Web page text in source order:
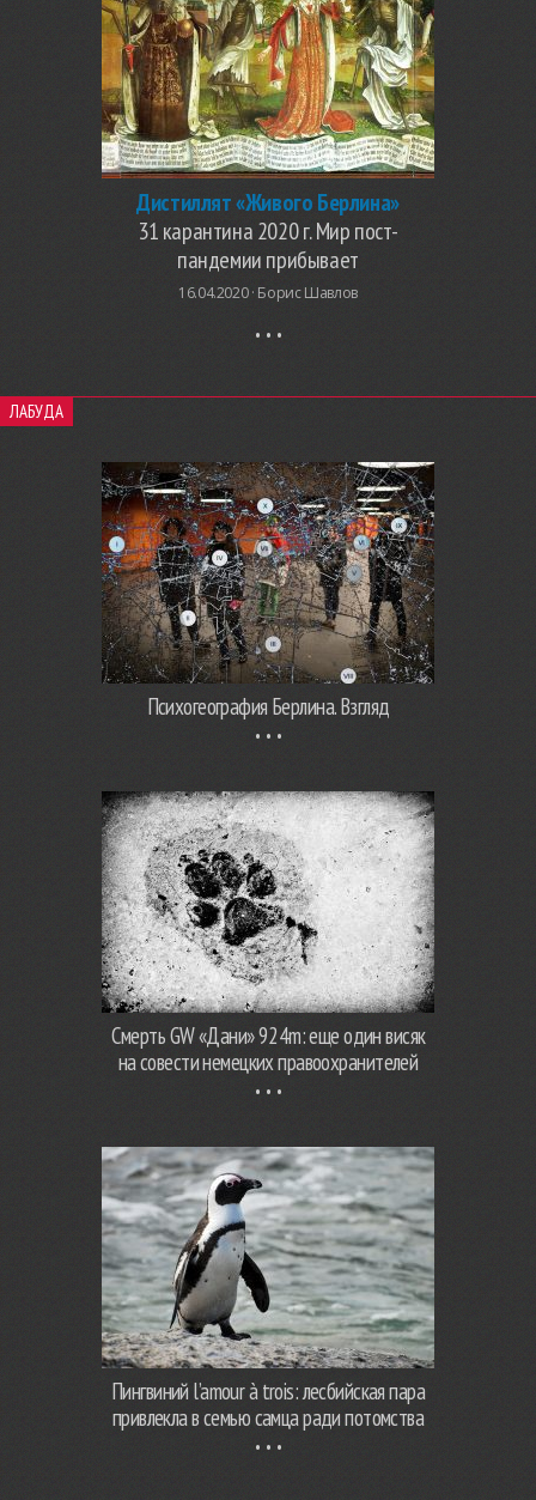
Дистиллят «Живого Берлина»
31 карантина 2020 г. Мир пост-
пандемии прибывает
16.04.2020 · Борис Шавлов
ЛАБУДА
Психогеография Берлина. Взгляд
Смерть GW «Дани» 924m: еще один висяк
на совести немецких правоохранителей
Пингвиний l’amour à trois: лесбийская пара
привлекла в семью самца ради потомства